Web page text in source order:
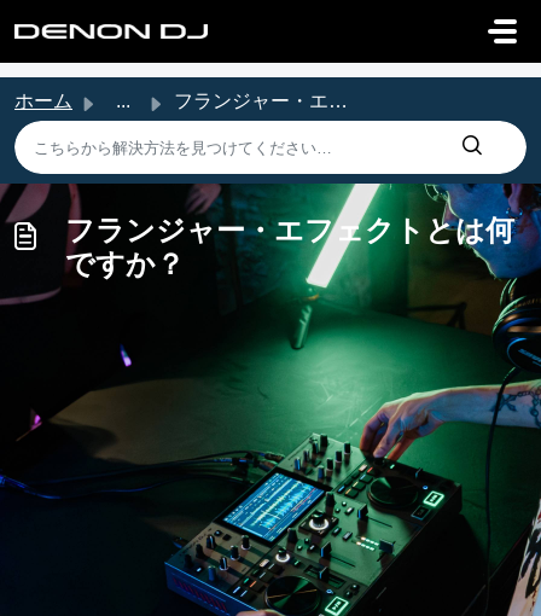
ホーム ... フランジャー・エフェクトとは何ですか？
フランジャー・エフェクトとは何
ですか？